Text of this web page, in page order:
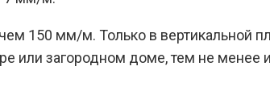
150 мм/м. Только в вертикальной
или загородном доме, тем не